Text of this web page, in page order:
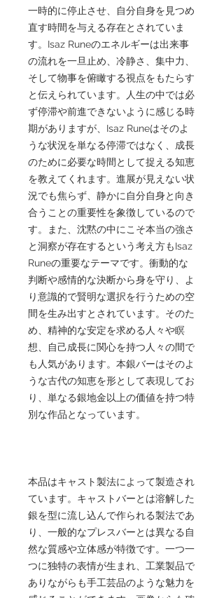
一時的に停止させ、自分自身を見つめ
直す時間を与える存在とされていま
す。Isaz Runeのエネルギーは出来事
の流れを一旦止め、冷静さ、集中力、
そして物事を俯瞰する視点をもたらす
と伝えられています。人生の中では必
ず停滞や前進できないように感じる時
期がありますが、Isaz Runeはそのよ
うな状況を単なる停滞ではなく、成長
のために必要な時間として捉える知恵
を教えてくれます。進展が見えない状
況でも焦らず、静かに自分自身と向き
合うことの重要性を象徴しているので
す。また、沈黙の中にこそ本当の強さ
と洞察が存在するという考え方もIsaz
Runeの重要なテーマです。衝動的な
判断や感情的な決断から身を守り、よ
り意識的で賢明な選択を行うための空
間を生み出すとされています。そのた
め、精神的な安定を求める人々や瞑
想、自己成長に関心を持つ人々の間で
も人気があります。本銀バーはそのよ
うな古代の知恵を形として表現してお
り、単なる銀地金以上の価値を持つ特
別な作品となっています。
本品はキャスト製法によって製造され
ています。キャストバーとは溶解した
銀を型に流し込んで作られる製法であ
り、一般的なプレスバーとは異なる自
然な質感や立体感が特徴です。一つ一
つに独特の表情が生まれ、工業製品で
ありながらも手工芸品のような魅力を